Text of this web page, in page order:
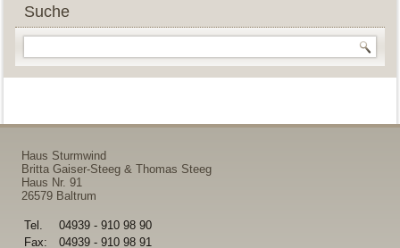
Suche
Haus Sturmwind
Britta Gaiser-Steeg & Thomas Steeg
Haus Nr. 91
26579 Baltrum
Tel.
04939 - 910 98 90
Fax:
04939 - 910 98 91